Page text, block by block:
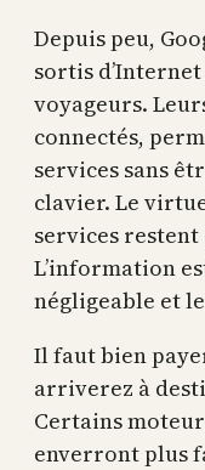
Depuis peu,
sortis
voyageurs.
connectés,
services sans
clavier. Le
services
L’information
négligeable et
Il faut bien
arriverez à
Certains
enverront plus